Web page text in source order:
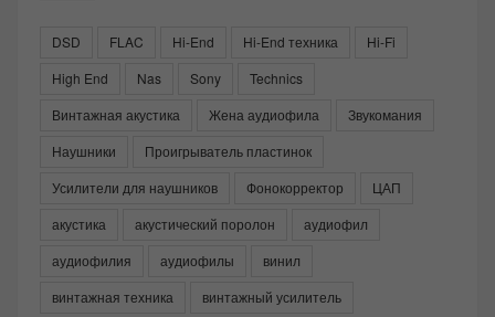
DSD FLAC Hi-End Hi-End техника
Hi-Fi
High End
Nas Sony
Technics
Винтажная акустика
Жена аудиофила
Звукомания
Наушники
Проигрыватель пластинок
Усилители для наушников
Фонокорректор
ЦАП
акустика
акустический поролон
аудиофил
аудиофилия
аудиофилы
винил
винтажная техника
винтажный усилитель